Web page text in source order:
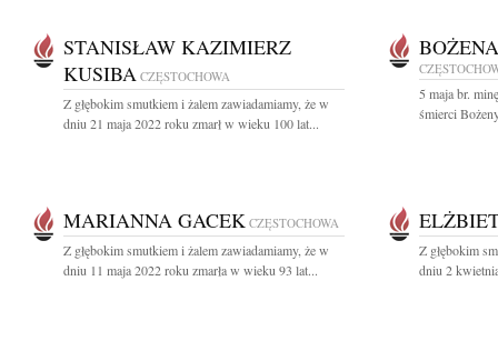
STANISŁAW KAZIMIERZ
KUSIBA CZĘSTOCHOWA
Z głębokim smutkiem i żalem zawiadamiamy, że w
dniu 21 maja 2022 roku zmarł w wieku 100 lat...
5 maja br.
śmierci
MARIANNA GACEK CZĘSTOCHOWA
Z głębokim smutkiem i żalem zawiadamiamy, że w
dniu 11 maja 2022 roku zmarła w wieku 93 lat...
Z głębokim
dniu 2